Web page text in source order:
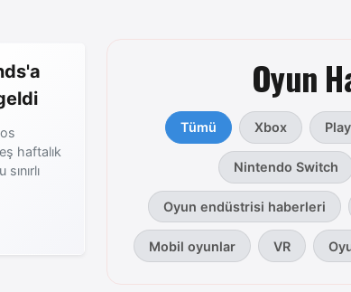
haftalık
Oyun
Tümü Xbox
Nintendo Switch
Oyun endüstrisi haberleri
Mobil oyunlar VR